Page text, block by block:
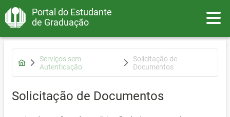
Portal do Estudante
de Graduação
Serviços sem
Autenticação
Solicitação de
Documentos
Solicitação de Documentos